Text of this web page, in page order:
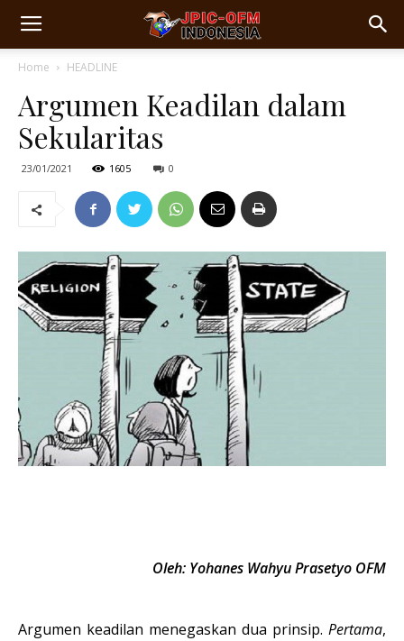
Home HEADLINE
Argumen Keadilan dalam
Sekularitas
23/01/2021 1605 0
Oleh: Yohanes Wahyu Prasetyo OFM
Argumen keadilan menegaskan dua prinsip. Pertama,